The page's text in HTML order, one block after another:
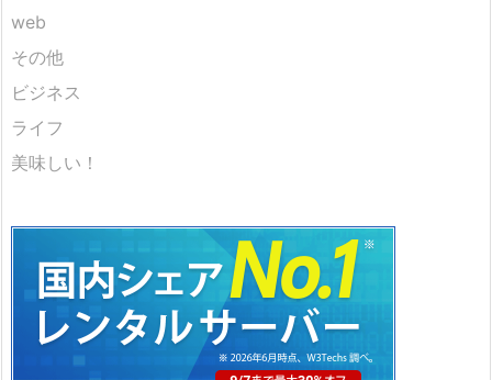
web
その他
ビジネス
ライフ
美味しい！